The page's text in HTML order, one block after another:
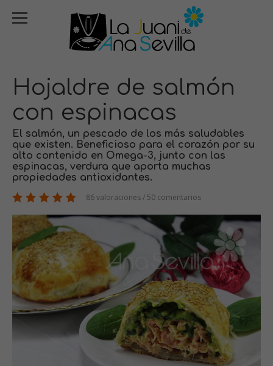
Hojaldre de salmón
con espinacas
El salmón, un pescado de los más saludables
que existen. Beneficioso para el corazón por su
alto contenido en Omega-3, junto con las
espinacas, verdura que aporta muchas
propiedades antioxidantes.
86 valoraciones / 50 comentarios